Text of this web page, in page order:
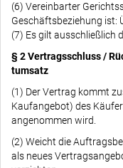
(6) Vereinbarter
Geschäftsbeziehung ist:
(7) Es gilt ausschließlich
§ 2 Vertragsschluss /
tumsatz
(1) Der Vertrag kommt
Kaufangebot) des
angenommen wird.
(2) Weicht die
als neues